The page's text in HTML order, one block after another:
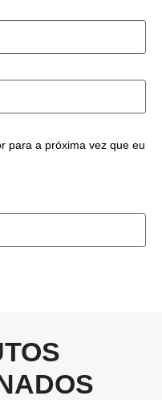
para a próxima vez que eu